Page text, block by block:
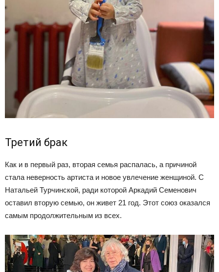
Третий брак
Как и в первый раз, вторая семья распалась, а причиной
стала неверность артиста и новое увлечение женщиной. С
Натальей Турчинской, ради которой Аркадий Семенович
оставил вторую семью, он живет 21 год. Этот союз оказался
самым продолжительным из всех.